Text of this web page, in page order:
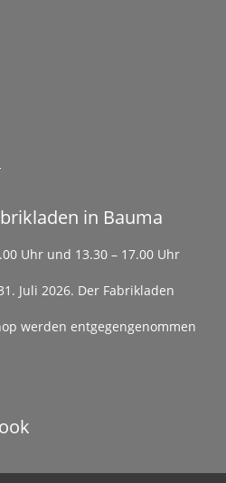
in Bauma
Uhr und 13.30 – 17.00 Uhr
Juli 2026. Der Fabrikladen
werden entgegengenommen